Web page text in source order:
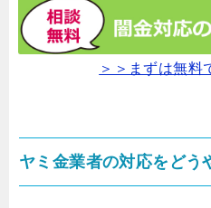
＞＞まずは無料
ヤミ金業者の対応をどう